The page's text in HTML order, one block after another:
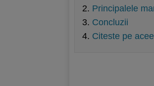
Principalele
Concluzii
Citeste pe